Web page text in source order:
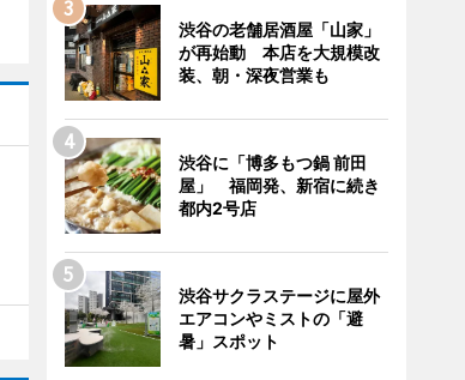
渋谷の老舗居酒屋「山家」
が再始動 本店を大規模改
装、朝・深夜営業も
渋谷に「博多もつ鍋 前田
屋」 福岡発、新宿に続き
都内2号店
渋谷サクラステージに屋外
エアコンやミストの「避
暑」スポット